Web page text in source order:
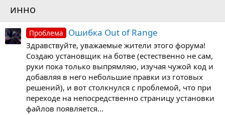
инно
Проблема Ошибка Out of Range
Здравствуйте, уважаемые жители этого форума!
Создаю установщик на ботве (естественно не сам,
руки пока только выпрямляю, изучая чужой код и
добавляя в него небольшие правки из готовых
решений), и вот столкнулся с проблемой, что при
переходе на непосредственно страницу установки
файлов появляется...